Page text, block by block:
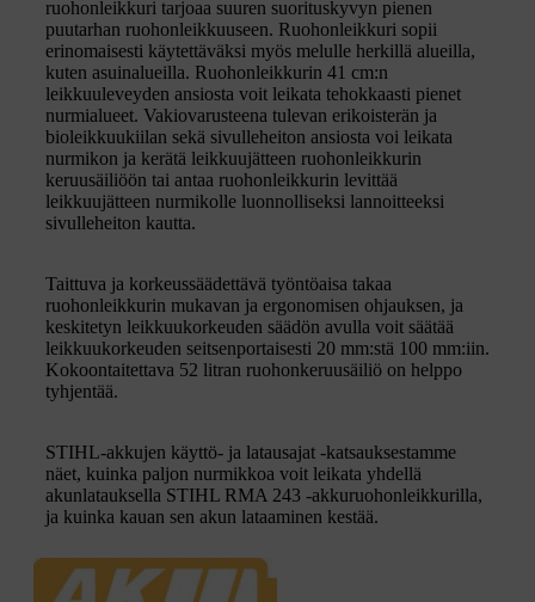
ruohonleikkuri tarjoaa suuren suorituskyvyn pienen
puutarhan ruohonleikkuuseen. Ruohonleikkuri sopii
erinomaisesti käytettäväksi myös melulle herkillä alueilla,
kuten asuinalueilla. Ruohonleikkurin 41 cm:n
leikkuuleveyden ansiosta voit leikata tehokkaasti pienet
nurmialueet. Vakiovarusteena tulevan erikoisterän ja
bioleikkuukiilan sekä sivulleheiton ansiosta voi leikata
nurmikon ja kerätä leikkuujätteen ruohonleikkurin
keruusäiliöön tai antaa ruohonleikkurin levittää
leikkuujätteen nurmikolle luonnolliseksi lannoitteeksi
sivulleheiton kautta.
Taittuva ja korkeussäädettävä työntöaisa takaa
ruohonleikkurin mukavan ja ergonomisen ohjauksen, ja
keskitetyn leikkuukorkeuden säädön avulla voit säätää
leikkuukorkeuden seitsenportaisesti 20 mm:stä 100 mm:iin.
Kokoontaitettava 52 litran ruohonkeruusäiliö on helppo
tyhjentää.
STIHL-akkujen käyttö- ja latausajat -katsauksestamme
näet, kuinka paljon nurmikkoa voit leikata yhdellä
akunlatauksella STIHL RMA 243 -akkuruohonleikkurilla,
ja kuinka kauan sen akun lataaminen kestää.